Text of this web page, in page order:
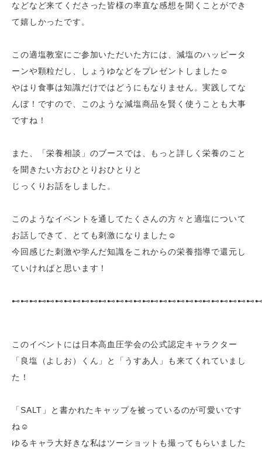
などなど来てくださった皆様の率直な感想を聞くことができ
て嬉しかったです。
この適塩教室にご参加いただいた方には、減塩のハッピータ
ーンや顆粒だし、しょうゆなどをプレゼントしました☺
やはり食事は知識だけではどうにもなりません。実践してな
んぼ！ですので、このような減塩商品を賢く使うことも大事
ですね！
また、「栄養相談」のブースでは、もっと詳しく栄養のこと
を聞きたい方おひとりおひとりと
じっくりお話をしました。
このようなイベントを通してたくさんの方々と適塩について
お話しできて、とても刺激になりました☺
今回感じた刺激や学んだ知識をこれからの栄養指導で還元し
ていければと思います！
このイベントには日本高血圧学会の公式認定キャラクター
「良塩（よしお）くん」と「うすあ人」も来てくれていまし
た！
「SALT」と書かれたキャップを被っているのが可愛いです
ね☺
ゆるキャラ大好きな私はツーショットも撮ってもらいました